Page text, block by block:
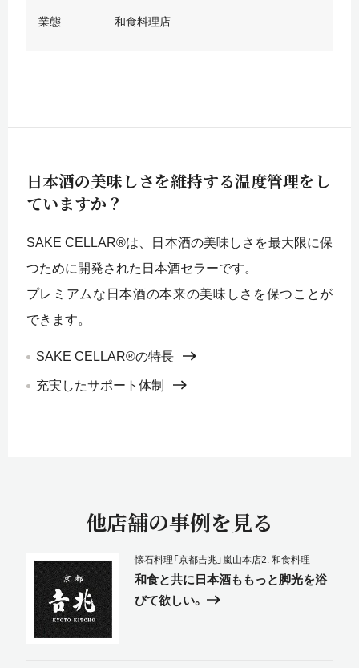
業態 和食料理店
日本酒の美味しさを維持する温度管理をし
ていますか？
SAKE CELLAR®は、日本酒の美味しさを最大限に保
つために開発された日本酒セラーです。
プレミアムな日本酒の本来の美味しさを保つことが
できます。
SAKE CELLAR®の特長
充実したサポート体制
他店舗の事例を見る
懐石料理「京都吉兆」嵐山本店2. 和食料理
和食と共に日本酒ももっと脚光を浴
びて欲しい。